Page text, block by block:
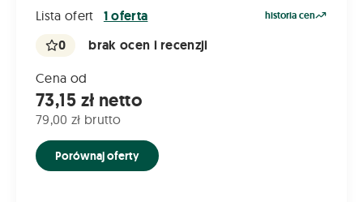
Lista ofert 1 oferta historia cen
0 brak ocen i recenzji
Cena od
73,15 zł netto
79,00 zł brutto
Porównaj oferty